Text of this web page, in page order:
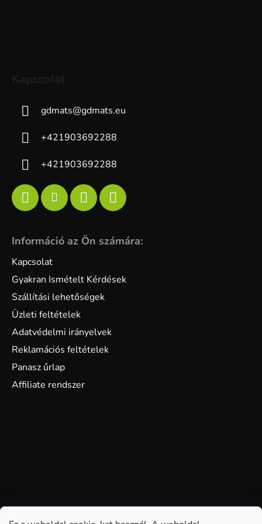
gdmats@gdmats.eu
+421903692288
+421903692288
Információ az Ön számára:
Kapcsolat
Gyakran Ismételt Kérdések
Szállítási lehetőségek
Üzleti feltételek
Adatvédelmi irányelvek
Reklamációs feltételek
Panasz űrlap
Affiliate rendszer